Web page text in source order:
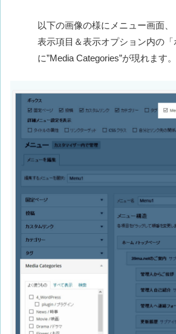
以下の画像の様にメニュー画面、
表示項目＆表示オプション内の
に”Media Categories”が現れます。